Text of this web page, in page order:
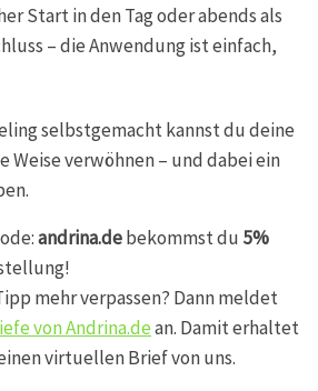
Start in den Tag oder abends als
– die Anwendung ist einfach,
selbstgemacht kannst du deine
Weise verwöhnen – und dabei ein
andrina.debekommst du 5%
mehr verpassen? Dann meldet
von Andrina.dean. Damit erhaltet
virtuellen Brief von uns.